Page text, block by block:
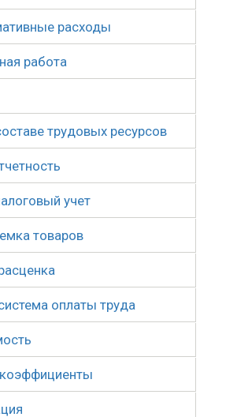
расходы
работа
трудовых ресурсов
учет
товаров
оплаты труда